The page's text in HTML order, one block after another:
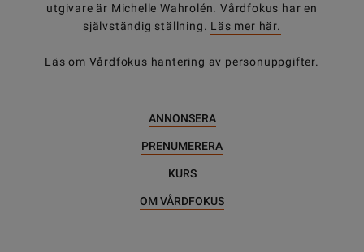
utgivare är Michelle Wahrolén. Vårdfokus har en
självständig ställning. Läs mer här.
Läs om Vårdfokus hantering av personuppgifter.
ANNONSERA
PRENUMERERA
KURS
OM VÅRDFOKUS